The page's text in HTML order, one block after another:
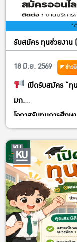
รับสมัคร ทุนช่วยงาน
18 มิ.ย. 2569
ข่าว
เปิดรับสมัคร “ทุ
มก.
โอกาสรับทุนการศึกษ
น้อยกว่า 80 ชม.)
รับสมัคร: วันนี้ –
สมัครออนไลน์ไ
คุณสมบัติ:
– นิสิตที่เรียนมาแล้ว
– GPAX 2.00 ขึ้นไป
หลักฐานที่ต้องแ
– เรซูเม่ประวัตินิสิต /